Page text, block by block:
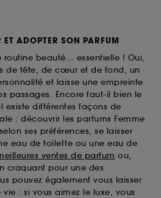
ET ADOPTER SON PARFUM
routine beauté... essentielle ! Oui,
de tête, de cœur et de fond, un
et laisse une empreinte
passages. Encore faut-il bien le
existe différentes façons de
: découvrir les parfums Femme
ses préférences, se laisser
eau de toilette ou une eau de
ventes de parfum ou,
craquant pour une des
pouvez également vous laisser
: si vous aimez le luxe, vous